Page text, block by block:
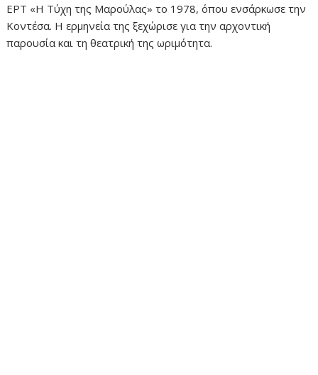
ΕΡΤ «Η Τύχη της Μαρούλας» το 1978, όπου ενσάρκωσε την
Κοντέσα. Η ερμηνεία της ξεχώρισε για την αρχοντική
παρουσία και τη θεατρική της ωριμότητα.